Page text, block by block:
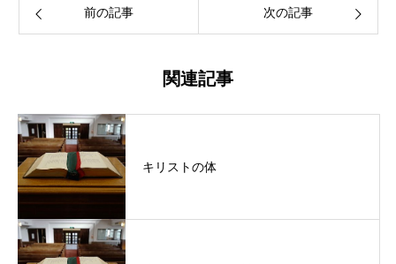
前の記事 次の記事
関連記事
キリストの体